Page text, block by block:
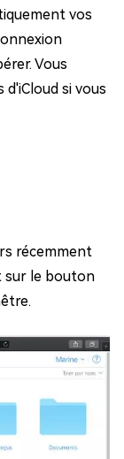
vos
Vous
si vous
récemment
sur le bouton